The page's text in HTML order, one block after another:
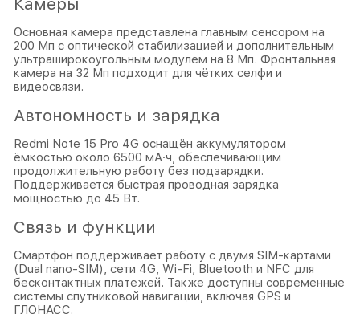
Основная камера представлена главным сенсором на
200 Мп с оптической стабилизацией и дополнительным
ультраширокоугольным модулем на 8 Мп. Фронтальная
камера на 32 Мп подходит для чётких селфи и
видеосвязи.
Автономность и зарядка
Redmi Note 15 Pro 4G оснащён аккумулятором
ёмкостью около 6500 мА·ч, обеспечивающим
продолжительную работу без подзарядки.
Поддерживается быстрая проводная зарядка
мощностью до 45 Вт.
Связь и функции
Смартфон поддерживает работу с двумя SIM-картами
(Dual nano-SIM), сети 4G, Wi-Fi, Bluetooth и NFC для
бесконтактных платежей. Также доступны современные
системы спутниковой навигации, включая GPS и
ГЛОНАСС.